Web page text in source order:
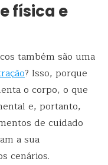
física e
também são uma
? Isso, porque
o corpo, o que
e, portanto,
de cuidado
a sua
cenários.